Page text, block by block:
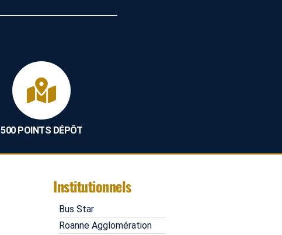
500 POINTS DÉPÔT
Institutionnels
Bus Star
Roanne Agglomération